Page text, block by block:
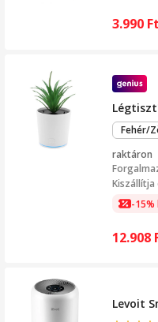
3.990 Ft
Fehér/
raktáron
Kiszállítja
-15%
12.908
Levoit